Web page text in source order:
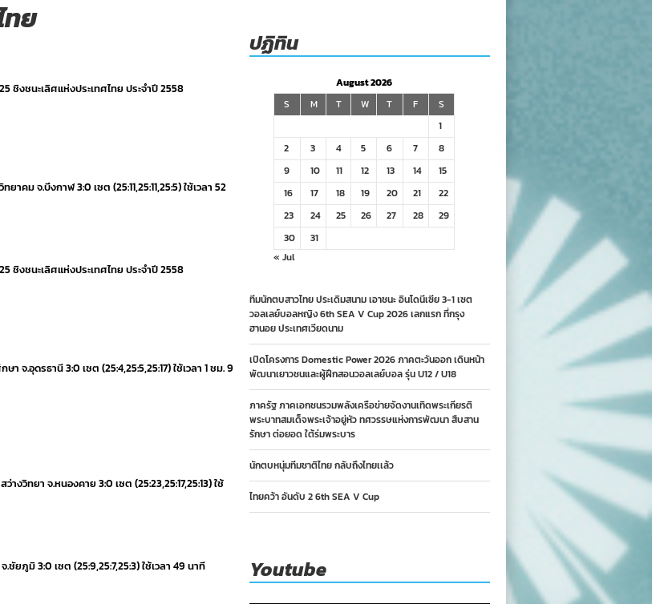
ทย
ชิงชนะเลิศแห่งประเทศไทย ประจำปี 2558
คม จ.บึงกาฬ 3:0 เซต (25:11,25:11,25:5) ใช้เวลา 52
ชิงชนะเลิศแห่งประเทศไทย ประจำปี 2558
จ.อุดรธานี 3:0 เซต (25:4,25:5,25:17) ใช้เวลา 1 ชม. 9
งวิทยา จ.หนองคาย 3:0 เซต (25:23,25:17,25:13) ใช้
ยภูมิ 3:0 เซต (25:9,25:7,25:3) ใช้เวลา 49 นาที
ปฏิทิน
August 2026
S
M T W T F
S
1
2
3 4 5 6 7
8
9
10 11 12 13 14
15
16
17 18 19 20 21
22
23
24 25 26 27 28
29
30
31
« Jul
ทีมนักตบสาวไทย ประเดิมสนาม เอาชนะ อินโดนีเซีย 3-1 เซต
วอลเลย์บอลหญิง 6th SEA V Cup 2026 เลกแรก ที่กรุง
ฮานอย ประเทศเวียดนาม
เปิดโครงการ Domestic Power 2026 ภาคตะวันออก เดินหน้า
พัฒนาเยาวชนและผู้ฝึกสอนวอลเลย์บอล รุ่น U12 / U18
ภาครัฐ ภาคเอกชนรวมพลังเครือข่ายจัดงานเทิดพระเกียรติ
พระบาทสมเด็จพระเจ้าอยู่หัว ทศวรรษแห่งการพัฒนา สืบสาน
รักษา ต่อยอด ใต้ร่มพระบาร
นักตบหนุ่มทีมชาติไทย กลับถึงไทยเเล้ว
ไทยคว้า อันดับ 2 6th SEA V Cup
Youtube